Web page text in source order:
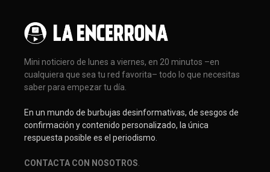
Mini noticiero de lunes a viernes, en 20 minutos –en
cualquiera que sea tu red favorita– todo lo que necesitas
saber para empezar tu día.
En un mundo de burbujas desinformativas, de sesgos de
confirmación y contenido personalizado, la única
respuesta posible es el periodismo.
CONTACTA CON NOSOTROS.